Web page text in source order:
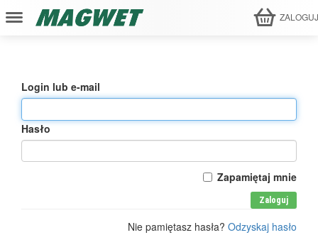
Login lub e-mail
Hasło
Zapamiętaj mnie
Zaloguj
Nie pamiętasz hasła? Odzyskaj hasło